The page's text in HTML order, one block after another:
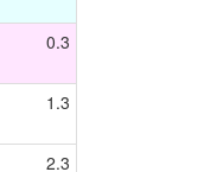
0.3
1.3
2.3